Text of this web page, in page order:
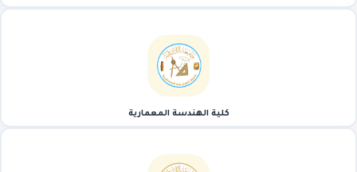
كلية الهندسة المعمارية